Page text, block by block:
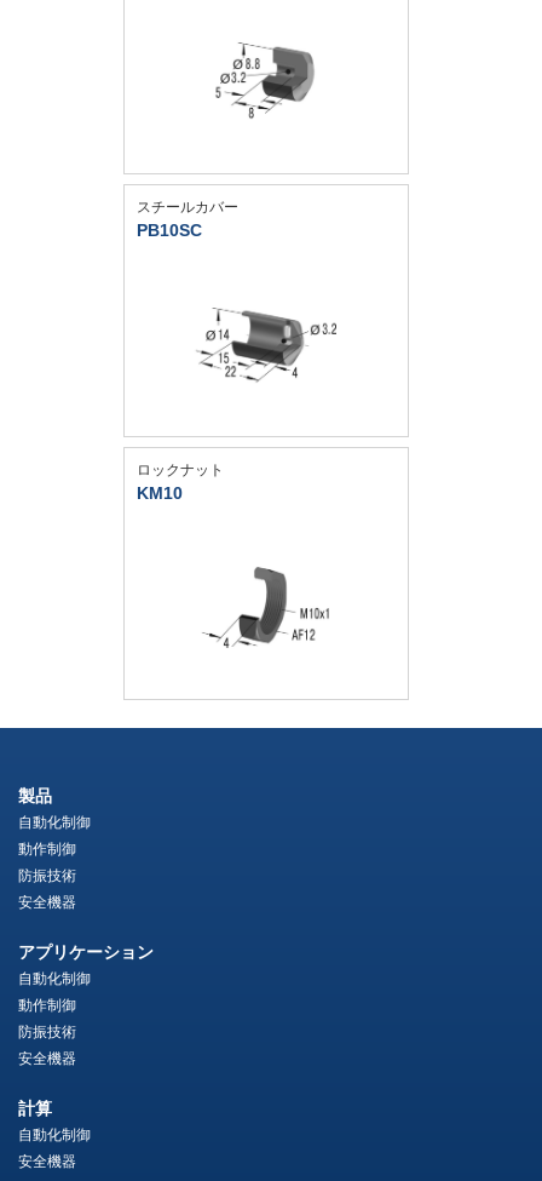
スチールカバー
PB10SC
ロックナット
KM10
製品
自動化制御
動作制御
防振技術
安全機器
アプリケーション
自動化制御
動作制御
防振技術
安全機器
計算
自動化制御
安全機器